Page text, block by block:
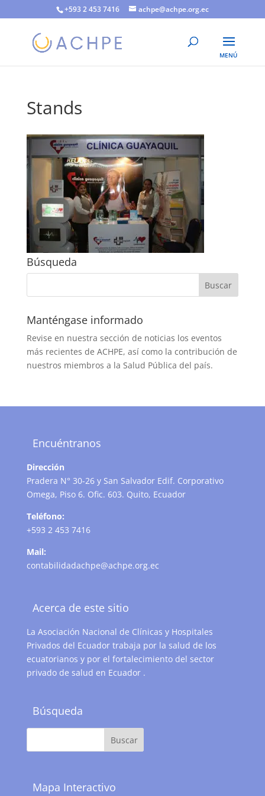
+593 2 453 7416 achpe@achpe.org.ec
Stands
Búsqueda
Manténgase informado
Revise en nuestra sección de noticias los eventos
más recientes de ACHPE, así como la contribución de
nuestros miembros a la Salud Pública del país.
Encuéntranos
Dirección
Pradera N° 30-26 y San Salvador Edif. Corporativo
Omega, Piso 6. Ofic. 603. Quito, Ecuador
Teléfono:
+593 2 453 7416
Mail:
contabilidadachpe@achpe.org.ec
Acerca de este sitio
La Asociación Nacional de Clínicas y Hospitales
Privados del Ecuador trabaja por la salud de los
ecuatorianos y por el fortalecimiento del sector
privado de salud en Ecuador .
Búsqueda
Mapa Interactivo